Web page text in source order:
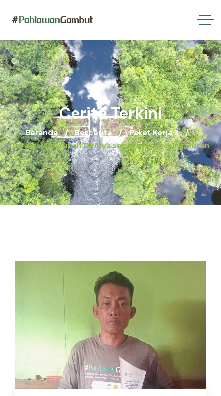
Cerita Terkini
Beranda Bercerita
Paket Kerja 3
Tardin, Mengubah Dirinya sebagai Pelindung Hutan